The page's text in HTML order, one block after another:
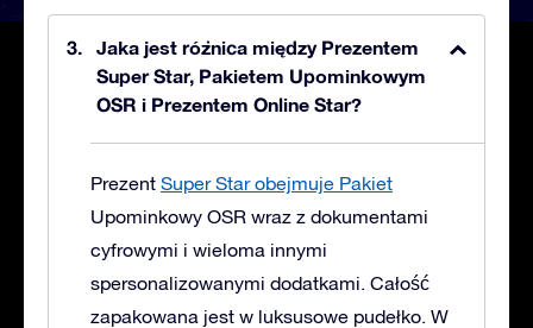
Jaka jest różnica między Prezentem
Super Star, Pakietem Upominkowym
OSR i Prezentem Online Star?
Prezent Super Star obejmuje Pakiet
Upominkowy OSR wraz z dokumentami
cyfrowymi i wieloma innymi
spersonalizowanymi dodatkami. Całość
zapakowana jest w luksusowe pudełko. W